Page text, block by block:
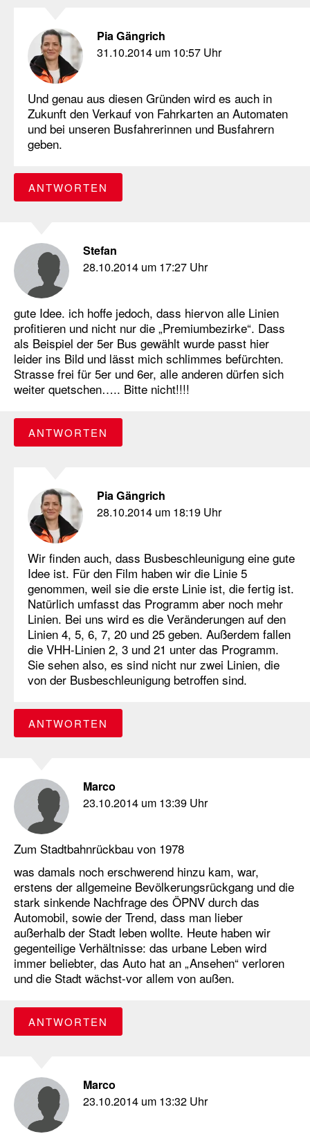
Pia Gängrich
31.10.2014 um 10:57 Uhr
Und genau aus diesen Gründen wird es auch in
Zukunft den Verkauf von Fahrkarten an Automaten
und bei unseren Busfahrerinnen und Busfahrern
geben.
ANTWORTEN
Stefan
28.10.2014 um 17:27 Uhr
gute Idee. ich hoffe jedoch, dass hiervon alle Linien
profitieren und nicht nur die „Premiumbezirke“. Dass
als Beispiel der 5er Bus gewählt wurde passt hier
leider ins Bild und lässt mich schlimmes befürchten.
Strasse frei für 5er und 6er, alle anderen dürfen sich
weiter quetschen….. Bitte nicht!!!!
ANTWORTEN
Pia Gängrich
28.10.2014 um 18:19 Uhr
Wir finden auch, dass Busbeschleunigung eine gute
Idee ist. Für den Film haben wir die Linie 5
genommen, weil sie die erste Linie ist, die fertig ist.
Natürlich umfasst das Programm aber noch mehr
Linien. Bei uns wird es die Veränderungen auf den
Linien 4, 5, 6, 7, 20 und 25 geben. Außerdem fallen
die VHH-Linien 2, 3 und 21 unter das Programm.
Sie sehen also, es sind nicht nur zwei Linien, die
von der Busbeschleunigung betroffen sind.
ANTWORTEN
Marco
23.10.2014 um 13:39 Uhr
Zum Stadtbahnrückbau von 1978
was damals noch erschwerend hinzu kam, war,
erstens der allgemeine Bevölkerungsrückgang und die
stark sinkende Nachfrage des ÖPNV durch das
Automobil, sowie der Trend, dass man lieber
außerhalb der Stadt leben wollte. Heute haben wir
gegenteilige Verhältnisse: das urbane Leben wird
immer beliebter, das Auto hat an „Ansehen“ verloren
und die Stadt wächst-vor allem von außen.
ANTWORTEN
Marco
23.10.2014 um 13:32 Uhr